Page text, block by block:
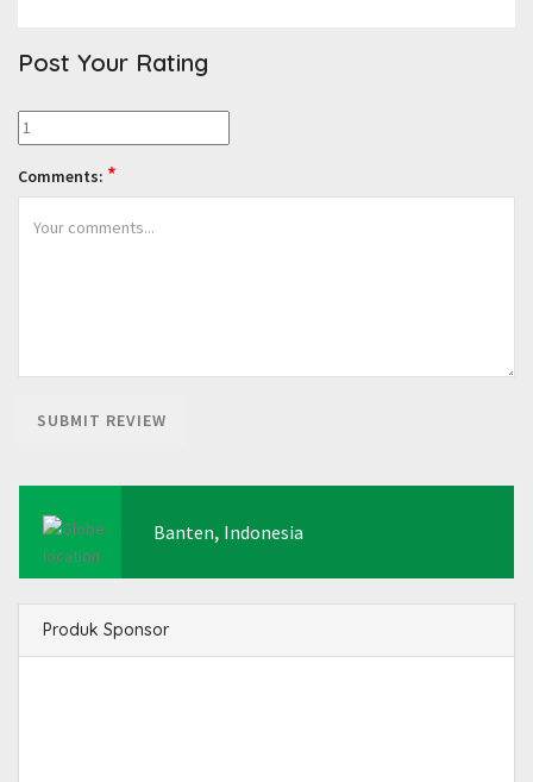
Post Your Rating
Comments: *
Banten, Indonesia
Produk Sponsor